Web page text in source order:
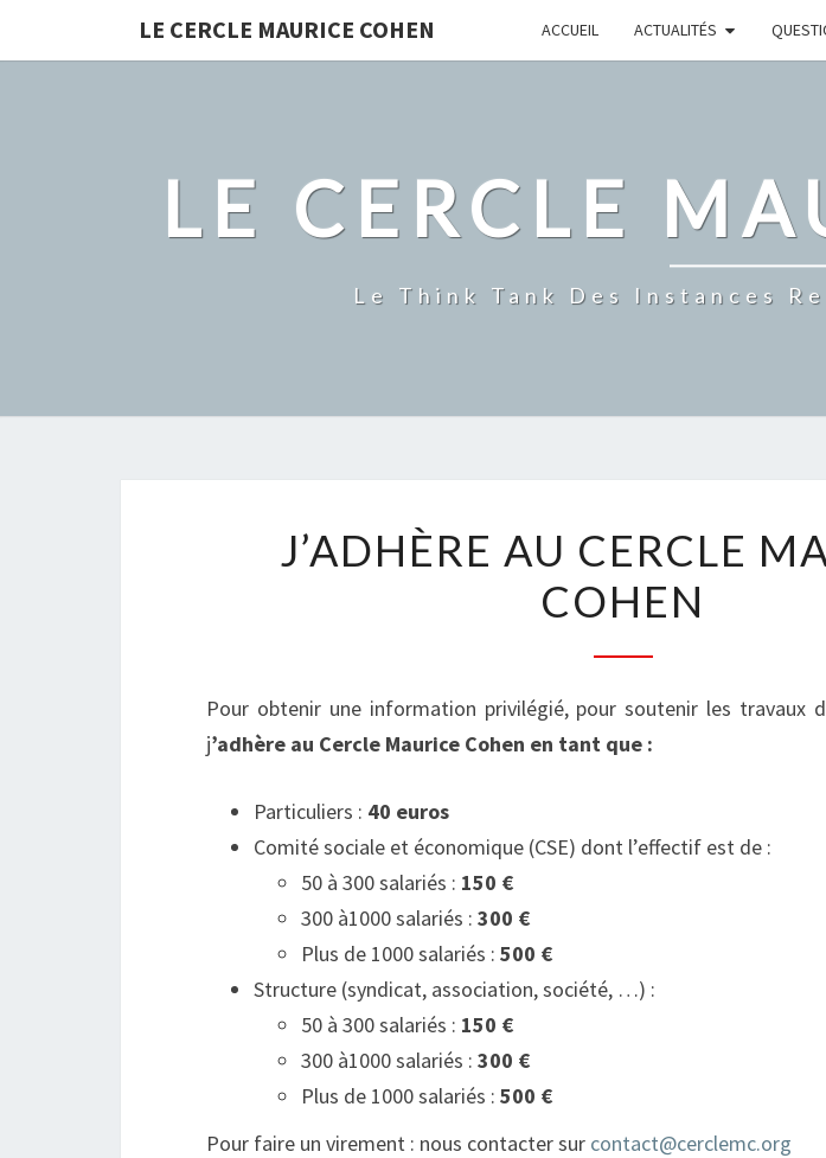
LE CERCLE MAURICE COHEN ACCUEIL ACTUALITÉS
LE CERCLE
Le Think Tank Des Instances
AU
CERCLE
MAURICE
COHEN
J’ADHÈRE AU CERCLE
COHEN
Pour obtenir une information privilégié, pour soutenir les travaux
j’adhère au Cercle Maurice Cohen en tant que :
Particuliers : 40 euros
Comité sociale et économique (CSE) dont l’effectif est de :
50 à 300 salariés : 150 €
300 à1000 salariés : 300 €
Plus de 1000 salariés : 500 €
Structure (syndicat, association, société, …) :
50 à 300 salariés : 150 €
300 à1000 salariés : 300 €
Plus de 1000 salariés : 500 €
Pour faire un virement : nous contacter sur contact@cerclemc.org